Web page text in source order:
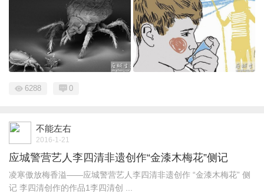
6288 0
不能左右
2016-1-21
应城警营艺人李四清非遗创作“金漆木梅花”侧记
凌寒傲放梅香溢——应城警营艺人李四清非遗创作 “金漆木梅花” 侧
记 李四清创作的作品1李四清创 ...